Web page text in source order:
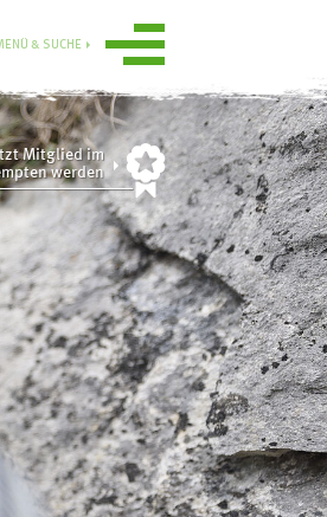
Ortsgruppe
Obergünzburg
Gruppen
Aktuelle
Tourenübersicht
Übersicht
Tourenberichte 2025
und 2024
& SUCHE
Mitglied im
werden